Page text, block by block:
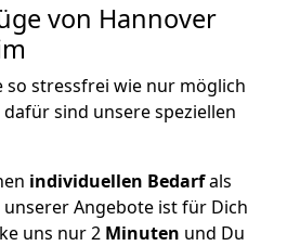
von Hannover
so stressfrei wie nur möglich
sind unsere speziellen
individuellen Bedarfals
Angebote ist für Dich
uns nur 2 Minuten und Du